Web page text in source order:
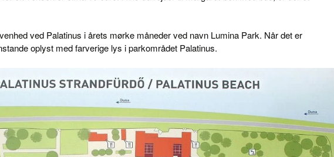
ved Palatinus i årets mørke måneder ved navn Lumina Park. Når det er
oplyst med farverige lys i parkområdet Palatinus.